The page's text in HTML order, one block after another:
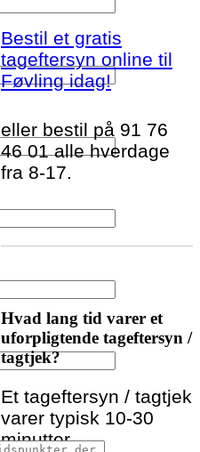
Bestil et gratis
tageftersyn online til
Føvling idag!
eller bestil på 91 76
46 01 alle hverdage
fra 8-17.
Hvad lang tid varer et
uforpligtende tageftersyn /
tagtjek?
Et tageftersyn / tagtjek
varer typisk 10-30
minutter.